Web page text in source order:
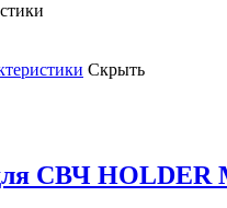
Скрыть
СВЧ HOLDER